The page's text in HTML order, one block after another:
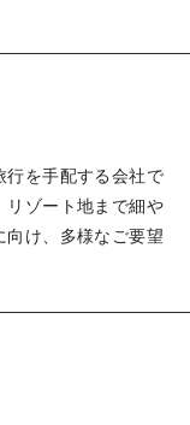
行を手配する会社で
リゾート地まで細や
向け、多様なご要望